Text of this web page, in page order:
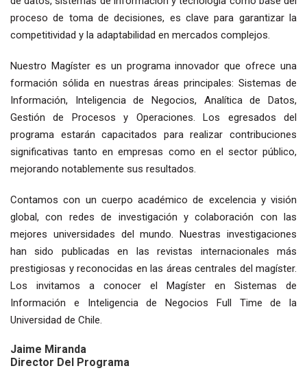
proceso de toma de decisiones, es clave para garantizar la
competitividad y la adaptabilidad en mercados complejos.
Nuestro Magíster es un programa innovador que ofrece una
formación sólida en nuestras áreas principales: Sistemas de
Información, Inteligencia de Negocios, Analítica de Datos,
Gestión de Procesos y Operaciones. Los egresados del
programa estarán capacitados para realizar contribuciones
significativas tanto en empresas como en el sector público,
mejorando notablemente sus resultados.
Contamos con un cuerpo académico de excelencia y visión
global, con redes de investigación y colaboración con las
mejores universidades del mundo. Nuestras investigaciones
han sido publicadas en las revistas internacionales más
prestigiosas y reconocidas en las áreas centrales del magíster.
Los invitamos a conocer el Magíster en Sistemas de
Información e Inteligencia de Negocios Full Time de la
Universidad de Chile.
Jaime Miranda
Director Del Programa